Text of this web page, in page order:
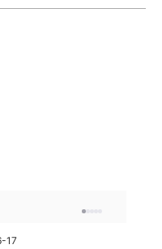
17